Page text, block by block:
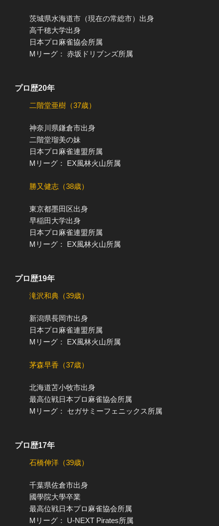
茨城県水海道市（現在の常総市）出身
高千穂大学出身
日本プロ麻雀協会所属
Mリーグ： 赤坂ドリブンズ所属
プロ歴20年
二階堂亜樹（37歳）
神奈川県鎌倉市出身
二階堂瑠美の妹
日本プロ麻雀連盟所属
Mリーグ： EX風林火山所属
勝又健志（38歳）
東京都墨田区出身
早稲田大学出身
日本プロ麻雀連盟所属
Mリーグ： EX風林火山所属
プロ歴19年
滝沢和典（39歳）
新潟県長岡市出身
日本プロ麻雀連盟所属
Mリーグ： EX風林火山所属
茅森早香（37歳）
北海道苫小牧市出身
最高位戦日本プロ麻雀協会所属
Mリーグ： セガサミーフェニックス所属
プロ歴17年
石橋伸洋（39歳）
千葉県佐倉市出身
國學院大學卒業
最高位戦日本プロ麻雀協会所属
Mリーグ： U-NEXT Pirates所属